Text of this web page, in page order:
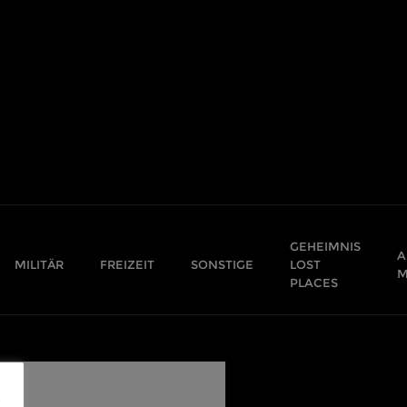
MILITÄR FREIZEIT SONSTIGE
GEHEIMNIS
LOST
PLACES